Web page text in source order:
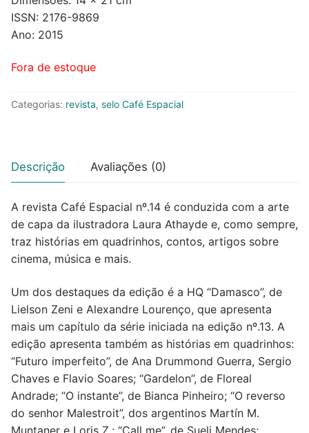
ISSN: 2176-9869
Ano: 2015
Fora de estoque
Categorias: revista, selo Café Espacial
Descrição Avaliações (0)
A revista Café Espacial nº.14 é conduzida com a arte
de capa da ilustradora Laura Athayde e, como sempre,
traz histórias em quadrinhos, contos, artigos sobre
cinema, música e mais.
Um dos destaques da edição é a HQ “Damasco”, de
Lielson Zeni e Alexandre Lourenço, que apresenta
mais um capítulo da série iniciada na edição nº.13. A
edição apresenta também as histórias em quadrinhos:
“Futuro imperfeito”, de Ana Drummond Guerra, Sergio
Chaves e Flavio Soares; “Gardelon”, de Floreal
Andrade; “O instante”, de Bianca Pinheiro; “O reverso
do senhor Malestroit”, dos argentinos Martín M.
Muntaner e Loris Z.; “Call me”, de Sueli Mendes;